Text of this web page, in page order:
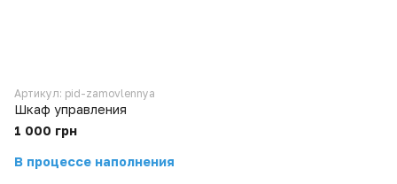
Артикул: pid-zamovlennya
Шкаф управления
1 000 грн
В процессе наполнения